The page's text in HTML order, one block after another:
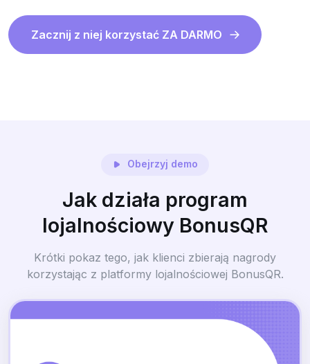
Zacznij z niej korzystać ZA DARMO
Obejrzyj demo
Jak działa program
lojalnościowy BonusQR
Krótki pokaz tego, jak klienci zbierają nagrody
korzystając z platformy lojalnościowej BonusQR.